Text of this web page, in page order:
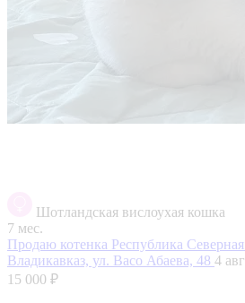
Шотландская вислоухая кошка
7 мес.
Продаю котенка Республика
Владикавказ, ул. Васо Абаева, 48 4
15 000 ₽